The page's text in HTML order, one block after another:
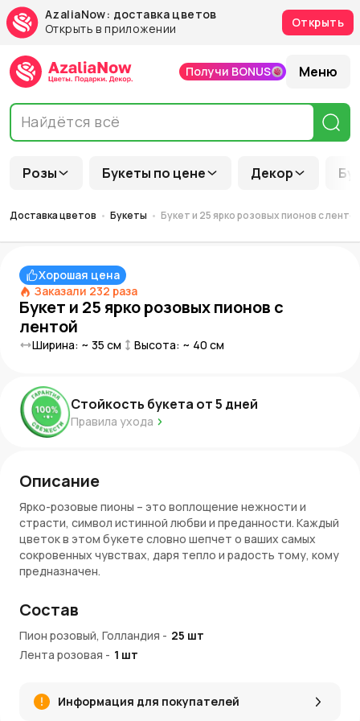
AzaliaNow: доставка цветов
Открыть в приложении
Открыть
Розы Букеты по цене Декор
Получи BONUS Меню
Доставка цветов Букеты Букет и 25 ярко розовых пионов с
Хорошая цена
Заказали 232 раза
Букет и 25 ярко розовых пионов с
лентой
Ширина: ~ 35 см Высота: ~ 40 см
Стойкость букета от5 дней
Правила ухода
Описание
Ярко-розовые пионы – это воплощение нежности и
страсти, символ истинной любви и преданности. Каждый
цветок в этом букете словно шепчет о ваших самых
сокровенных чувствах, даря тепло и радость тому, кому
предназначен.
выражения ваших чувств.
Высшее качество: только самые свежие и красивые
Идеален для особого случая: будь то свидание, День
святого Валентина или просто знак внимания.
Состав
Пион розовый, Голландия - 25 шт
Лента розовая - 1 шт
Информация для покупателей